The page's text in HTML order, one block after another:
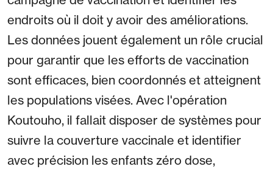
endroits où il doit y avoir des améliorations.
Les données jouent également un rôle crucial
pour garantir que les efforts de vaccination
sont efficaces, bien coordonnés et atteignent
les populations visées. Avec l'opération
Koutouho, il fallait disposer de systèmes pour
suivre la couverture vaccinale et identifier
avec précision les enfants zéro dose,